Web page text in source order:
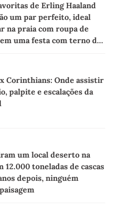
de Erling Haaland
um par perfeito, ideal
na praia com roupa de
uma festa com terno de
Corinthians: Onde assistir
palpite e escalações da
um local deserto na
12.000 toneladas de cascas
depois, ninguém